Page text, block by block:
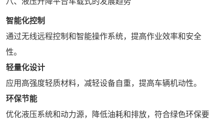
智能化控制
通过无线远程控制和智能操作系统，提高作业效率和安全
性。
轻量化设计
应用高强度轻质材料，减轻设备自重，提高车辆机动性。
环保节能
优化液压系统和动力源，降低油耗和排放，符合绿色环保要